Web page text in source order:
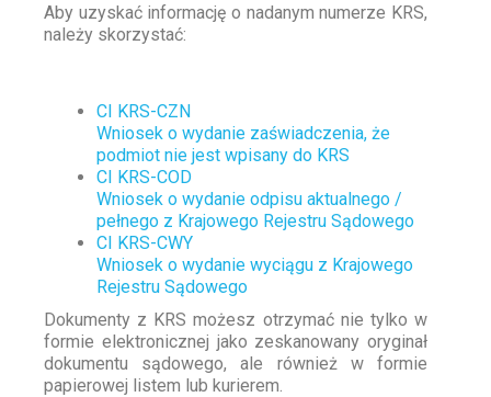
Aby uzyskać informację o nadanym numerze KRS,
należy skorzystać:
CI KRS-CZN
Wniosek o wydanie zaświadczenia, że
podmiot nie jest wpisany do KRS
CI KRS-COD
Wniosek o wydanie odpisu aktualnego /
pełnego z Krajowego Rejestru Sądowego
CI KRS-CWY
Wniosek o wydanie wyciągu z Krajowego
Rejestru Sądowego
Dokumenty z KRS możesz otrzymać nie tylko w
formie elektronicznej jako zeskanowany oryginał
dokumentu sądowego, ale również w formie
papierowej listem lub kurierem.